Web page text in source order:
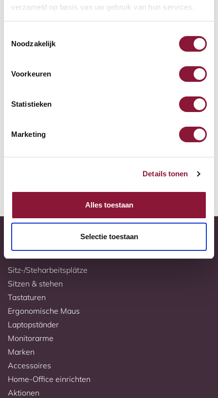
verzameld op basis van uw gebruik van hun services.
Noodzakelijk
Voorkeuren
Statistieken
Marketing
Details tonen
Alles toestaan
Selectie toestaan
Auf der Suche nach Stückzahlen? Machen Sie Ihren Arbeitsplatz
komplett und fordern Sie direkt ein individuelles Angebot an.
Zur Vergleichsliste hinzufügen
Tiefstpreisgarantie
10 Jahre Garantie
Sitz-/Steharbeitsplätze
Sitzen & stehen
Tastaturen
Ergonomische Maus
Laptopständer
Monitorarme
Marken
Accessoires
Home-Office einrichten
Aktionen